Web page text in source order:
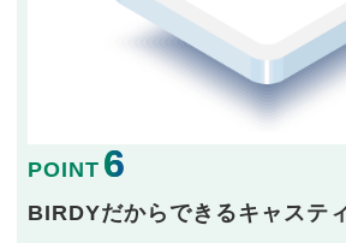
POINT 6
BIRDYだからできるキャステ